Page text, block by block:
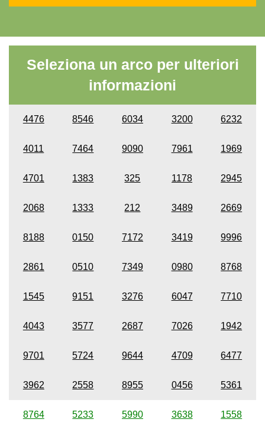
Seleziona un arco per ulteriori
informazioni
4476 8546 6034 3200 6232
4011 7464 9090 7961 1969
4701 1383 325 1178 2945
2068 1333 212 3489 2669
8188 0150 7172 3419 9996
2861 0510 7349 0980 8768
1545 9151 3276 6047 7710
4043 3577 2687 7026 1942
9701 5724 9644 4709 6477
3962 2558 8955 0456 5361
8764 5233 5990 3638 1558